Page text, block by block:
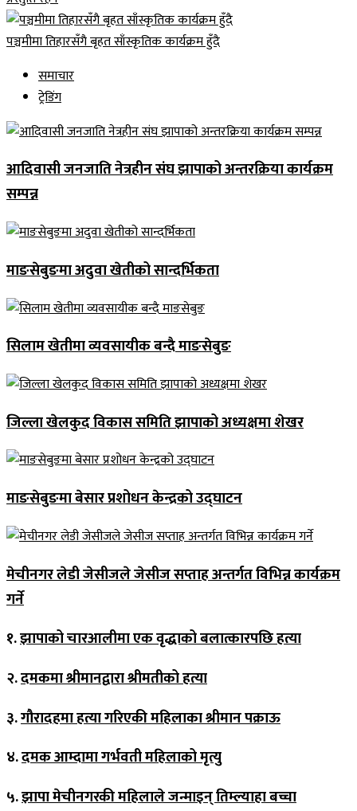
पञ्चमीमा तिहारसँगै बृहत साँस्कृतिक कार्यक्रम हुँदै
समाचार
ट्रेडिंग
आदिवासी जनजाति नेत्रहीन संघ झापाको अन्तरक्रिया कार्यक्रम
सम्पन्न
माङसेबुङमा अदुवा खेतीको सान्दर्भिकता
सिलाम खेतीमा व्यवसायीक बन्दै माङसेबुङ
जिल्ला खेलकुद विकास समिति झापाको अध्यक्षमा शेखर
माङसेबुङमा बेसार प्रशोधन केन्द्रको उद्घाटन
मेचीनगर लेडी जेसीजले जेसीज सप्ताह अन्तर्गत विभिन्न कार्यक्रम
गर्ने
१.झापाको चारआलीमा एक वृद्धाको बलात्कारपछि हत्या
२.दमकमा श्रीमानद्वारा श्रीमतीको हत्या
३.गौरादहमा हत्या गरिएकी महिलाका श्रीमान पक्राऊ
४.दमक आम्दामा गर्भवती महिलाको मृत्यु
५.झापा मेचीनगरकी महिलाले जन्माइन् तिम्ल्याहा बच्चा